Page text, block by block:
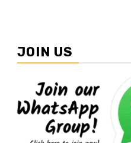
JOIN US